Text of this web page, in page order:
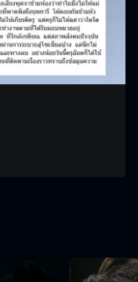
Settings